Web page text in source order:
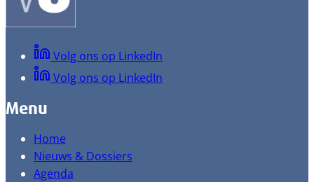
Volg ons op LinkedIn
Volg ons op LinkedIn
Menu
Home
Nieuws & Dossiers
Agenda